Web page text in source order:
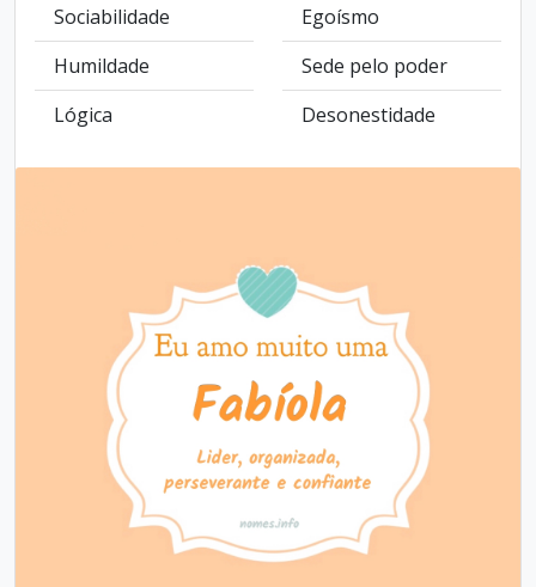
Sociabilidade
Humildade
Lógica
Egoísmo
Sede pelo poder
Desonestidade